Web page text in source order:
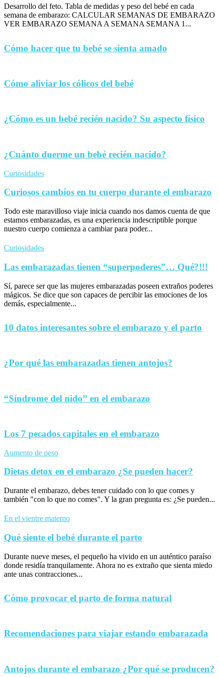
Desarrollo del feto. Tabla de medidas y peso del bebé en cada
semana de embarazo: CALCULAR SEMANAS DE EMBARAZO
VER EMBARAZO SEMANA A SEMANA SEMANA 1...
Cómo hacer que tu bebé se sienta amado
Cómo aliviar los cólicos del bebé
¿Cómo es un bebé recién nacido? Su aspecto físico
¿Cuánto duerme un bebé recién nacido?
Curiosidades
Curiosos cambios en tu cuerpo durante el embarazo
Todo este maravilloso viaje inicia cuando nos damos cuenta de que
estamos embarazadas, es una experiencia indescriptible porque
nuestro cuerpo comienza a cambiar para poder...
Curiosidades
Las embarazadas tienen “superpoderes”… Qué?!!!
Sí, parece ser que las mujeres embarazadas poseen extraños poderes
mágicos. Se dice que son capaces de percibir las emociones de los
demás, especialmente...
10 datos interesantes sobre el embarazo y el parto
¿Por qué las embarazadas tienen antojos?
“Síndrome del nido” en el embarazo
Los 7 pecados capitales en el embarazo
Aumento de peso
Dietas detox en el embarazo ¿Se pueden hacer?
Durante el embarazo, debes tener cuidado con lo que comes y
también "con lo que no comes". Y la gran pregunta es: ¿Se pueden...
En el vientre materno
Qué siente el bebé durante el parto
Durante nueve meses, el pequeño ha vivido en un auténtico paraíso
donde residía tranquilamente. Ahora no es extraño que sienta miedo
ante unas contracciones...
Cómo provocar el parto de forma natural
Recomendaciones para viajar estando embarazada
Antojos durante el embarazo ¿Por qué se producen?